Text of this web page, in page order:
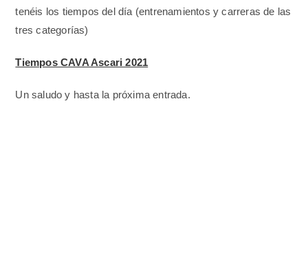
tenéis los tiempos del día (entrenamientos y carreras de las
tres categorías)
Tiempos CAVA Ascari 2021
Un saludo y hasta la próxima entrada.